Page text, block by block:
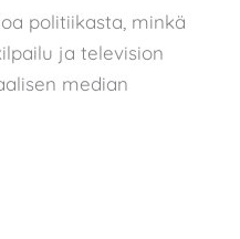
politiikasta, minkä
ja television
median